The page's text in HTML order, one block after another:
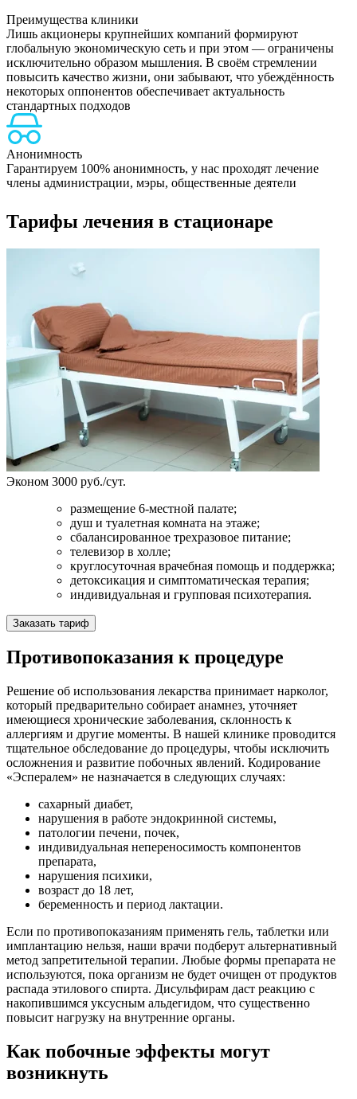
Преимущества клиники
Лишь акционеры крупнейших компаний формируют
глобальную экономическую сеть и при этом — ограничены
исключительно образом мышления. В своём стремлении
повысить качество жизни, они забывают, что убеждённость
некоторых оппонентов обеспечивает актуальность
стандартных подходов
Анонимность
Гарантируем 100% анонимность, у нас проходят лечение
члены администрации, мэры, общественные деятели
Тарифы лечения в стационаре
Эконом 3000 руб./сут.
размещение 6-местной палате;
душ и туалетная комната на этаже;
сбалансированное трехразовое питание;
телевизор в холле;
круглосуточная врачебная помощь и поддержка;
детоксикация и симптоматическая терапия;
индивидуальная и групповая психотерапия.
Заказать тариф
Противопоказания к процедуре
Решение об использования лекарства принимает нарколог,
который предварительно собирает анамнез, уточняет
имеющиеся хронические заболевания, склонность к
аллергиям и другие моменты. В нашей клинике проводится
тщательное обследование до процедуры, чтобы исключить
осложнения и развитие побочных явлений. Кодирование
«Эспералем» не назначается в следующих случаях:
сахарный диабет,
нарушения в работе эндокринной системы,
патологии печени, почек,
индивидуальная непереносимость компонентов
препарата,
нарушения психики,
возраст до 18 лет,
беременность и период лактации.
Если по противопоказаниям применять гель, таблетки или
имплантацию нельзя, наши врачи подберут альтернативный
метод запретительной терапии. Любые формы препарата не
используются, пока организм не будет очищен от продуктов
распада этилового спирта. Дисульфирам даст реакцию с
накопившимся уксусным альдегидом, что существенно
повысит нагрузку на внутренние органы.
Как побочные эффекты могут
возникнуть